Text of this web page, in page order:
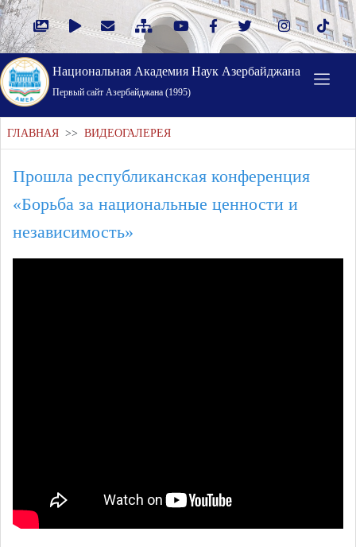
Национальная Академия Наук Азербайджана
Первый cайт Азербайджана (1995)
ГЛАВНАЯ >> ВИДЕОГАЛЕРЕЯ
Прошла республиканская конференция
«Борьба за национальные ценности и
независимость»